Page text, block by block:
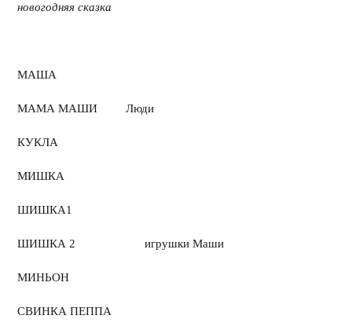
новогодняя сказка
МАША
МАМА МАШИ Люди
КУКЛА
МИШКА
ШИШКА1
ШИШКА 2 игрушки Маши
МИНЬОН
СВИНКА ПЕППА